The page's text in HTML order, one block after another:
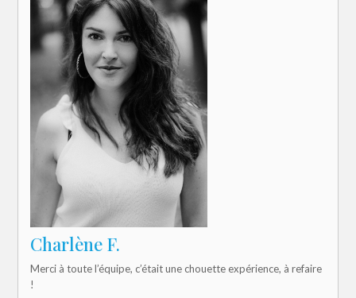
Charlène F.
Merci à toute l’équipe, c’était une chouette expérience, à refaire
!